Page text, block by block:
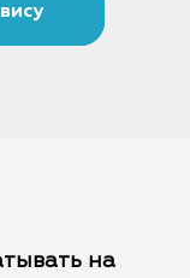
на